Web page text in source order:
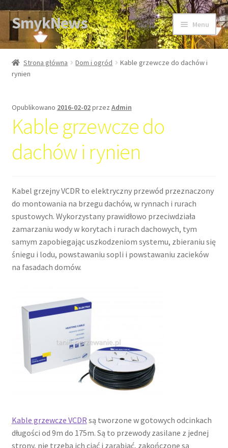
Przejdź
do
nawigacji
Przejdź
do
treści
SmykNews Menu
Strona główna
Strona główna Dom i ogród
Kable grzewcze do dachów i
rynien
Opublikowano 2016-02-02przez Admin
Kable grzewcze do
dachów i rynien
Kabel grzejny VCDR to elektryczny przewód przeznaczony
do montowania na brzegu dachów, w rynnach i rurach
spustowych. Wykorzystany prawidłowo przeciwdziała
zamarzaniu wody w korytach i rurach dachowych, tym
samym zapobiegając uszkodzeniom systemu, zbieraniu się
śniegu i lodu, powstawaniu sopli i powstawaniu zacieków
na fasadach domów.
Kable grzewcze VCDR są tworzone w gotowych odcinkach
długości od 9m do 175m. Są to przewody zasilane z jednej
strony, nie trzeba ich ciąć i zarabiać, zakończone są